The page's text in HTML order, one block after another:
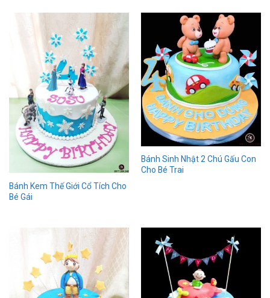
Bánh Kem Thế Giới Cổ Tích Cho
Bé Gái
Bánh Sinh Nhật 2 Chú Gấu Con
Cho Bé Trai